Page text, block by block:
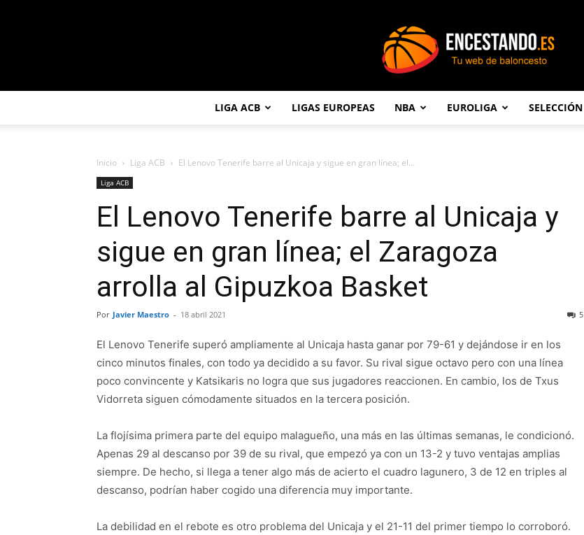
LIGA ACB LIGAS EUROPEAS NBA EUROLIGA SELECCIÓN
Inicio Liga ACB El Lenovo Tenerife barre al Unicaja y sigue en gran línea; el...
Liga ACB
El Lenovo Tenerife barre al Unicaja y
sigue en gran línea; el Zaragoza
arrolla al Gipuzkoa Basket
Por Javier Maestro - 18 abril 2021 5
El Lenovo Tenerife superó ampliamente al Unicaja hasta ganar por 79-61 y dejándose ir en los
cinco minutos finales, con todo ya decidido a su favor. Su rival sigue octavo pero con una línea
poco convincente y Katsikaris no logra que sus jugadores reaccionen. En cambio, los de Txus
Vidorreta siguen cómodamente situados en la tercera posición.
La flojísima primera parte del equipo malagueño, una más en las últimas semanas, le condicionó.
Apenas 29 al descanso por 39 de su rival, que empezó ya con un 13-2 y tuvo ventajas amplias
siempre. De hecho, si llega a tener algo más de acierto el cuadro lagunero, 3 de 12 en triples al
descanso, podrían haber cogido una diferencia muy importante.
La debilidad en el rebote es otro problema del Unicaja y el 21-11 del primer tiempo lo corroboró.